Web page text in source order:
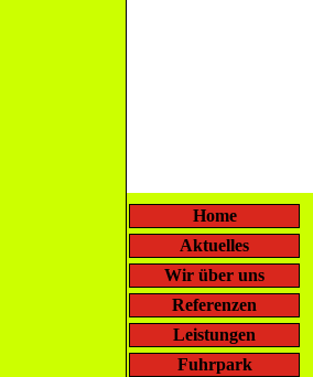
Home
Aktuelles
Wir über uns
Referenzen
Leistungen
Fuhrpark